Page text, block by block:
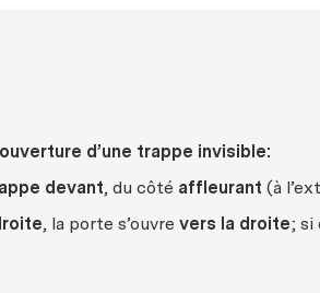
d’une trappe invisible:
devant, du côté affleurant (à
, la porte s’ouvre vers la droite; si